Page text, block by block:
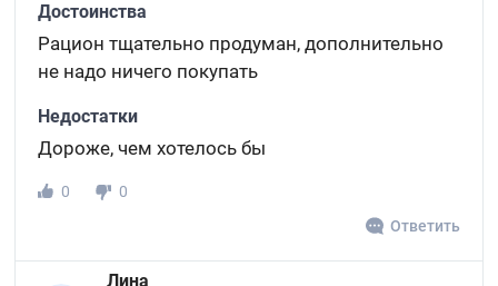
Достоинства
Рацион тщательно продуман, дополнительно
не надо ничего покупать
Недостатки
Дороже, чем хотелось бы
0
0
Ответить
Лина